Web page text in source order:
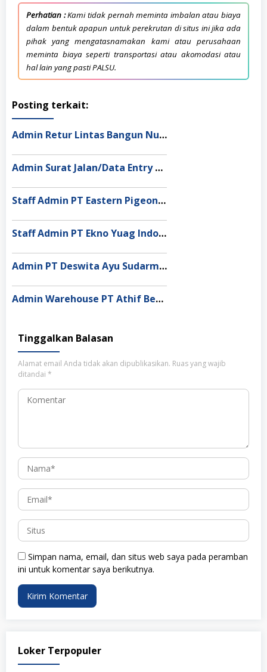
Perhatian :Kami tidak pernah meminta imbalan atau biaya
dalam bentuk apapun untuk perekrutan di situs ini jika ada
pihak yang mengatasnamakan kami atau perusahaan
meminta biaya seperti transportasi atau akomodasi atau
hal lain yang pasti PALSU.
Posting terkait:
Admin Retur Lintas Bangun Nusantara Jakarta Utara
Admin Surat Jalan/Data Entry Lintas Bangun Nusantara Semarang
Staff Admin PT Eastern Pigeon Industry Deli Serdang
Staff Admin PT Ekno Yuag Indonesia Bekasi
Admin PT Deswita Ayu Sudarmala Denpasar
Admin Warehouse PT Athif Berkah Indonesia Pekanbaru
Tinggalkan Balasan
Alamat email Anda tidak akan dipublikasikan. Ruas yang wajib
ditandai *
Simpan nama, email, dan situs web saya pada peramban
ini untuk komentar saya berikutnya.
Loker Terpopuler